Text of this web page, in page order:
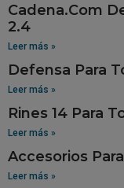
Cadena.Com
2.4
Leer más »
Defensa Para
Leer más »
Rines 14 Para
Leer más »
Accesorios
Leer más »